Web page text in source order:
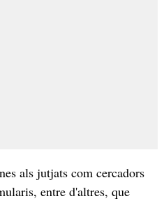
als jutjats com cercadors
entre d'altres, que